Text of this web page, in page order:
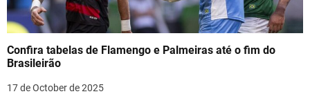
Confira tabelas de Flamengo e Palmeiras até o fim do
Brasileirão
17 de October de 2025